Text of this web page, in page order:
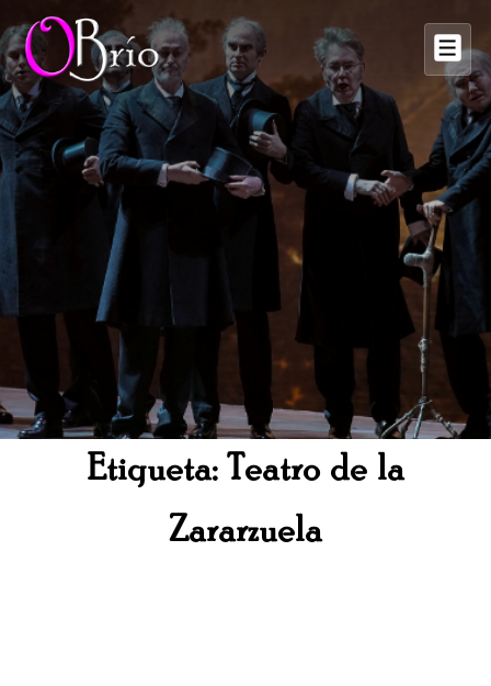
Saltar
al
contenido
principal
Etiqueta: Teatro de la
Zararzuela